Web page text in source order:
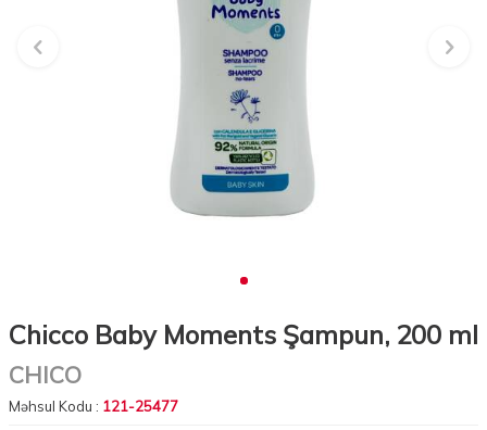
Chicco Baby Moments Şampun, 200 ml
CHICO
Məhsul Kodu : 121-25477